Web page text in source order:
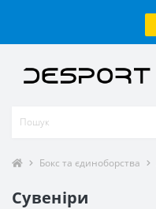
Бокс та єдиноборства
Сувеніри